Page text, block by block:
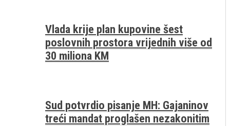
Vlada krije plan kupovine šest
poslovnih prostora vrijednih više od
30 miliona KM
Sud potvrdio pisanje MH: Gajaninov
treći mandat proglašen nezakonitim